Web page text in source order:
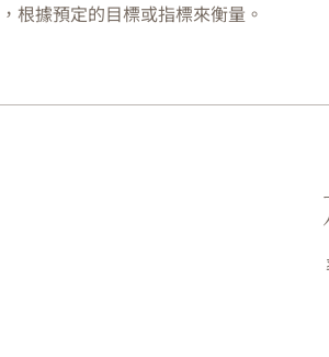
根據預定的目標或指標來衡量。